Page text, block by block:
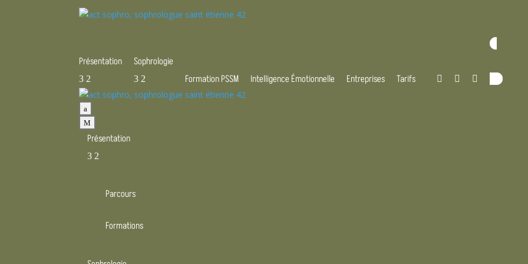
Présentation
3 2
Sophrologie
3 2 Formation PSSM Intelligence Émotionnelle Entreprises Tarifs   
a
M
Présentation
3 2
Parcours
Formations